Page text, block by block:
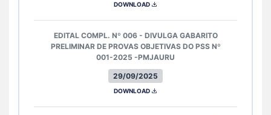
DOWNLOAD
29/09/2025
EDITAL COMPL. Nº 006 - DIVULGA GABARITO
PRELIMINAR DE PROVAS OBJETIVAS DO PSS Nº
001-2025 -PMJAURU
DOWNLOAD